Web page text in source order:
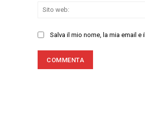
Salva il mio nome, la mia email